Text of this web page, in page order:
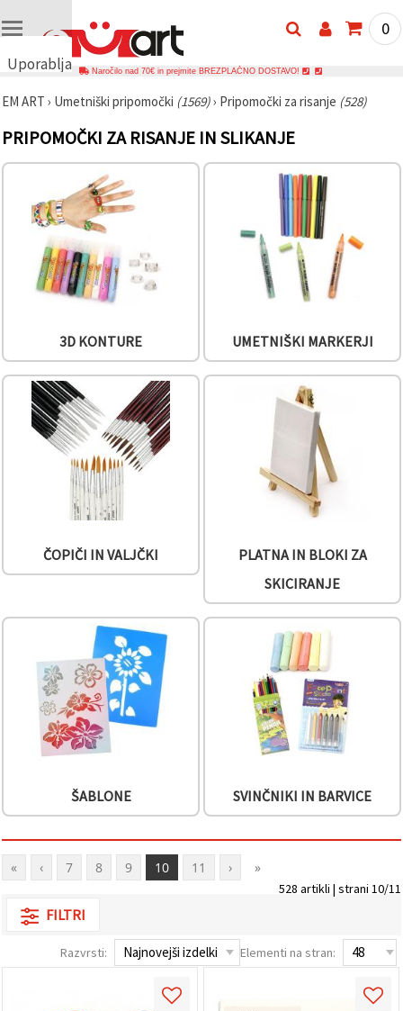
Uporabljamo
🍪
piškotke in
tehnologije,
zagotovimo
pravilno
delovanje
spletnega
izboljšamo
uporabniško
prikazujemo
ustreznejše
vsebine in
oglase, tudi
s pomočjo
strinjate z
piškotkov.
označite
preference z
določene
piškotkov
Sprejmi
0
Naročilo nad 70€ in prejmite BREZPLAČNO DOSTAVO!
EM ART › Umetniški pripomočki (1569)› Pripomočki za risanje (528)
PRIPOMOČKI ZA RISANJE IN SLIKANJE
3D KONTURE UMETNIŠKI MARKERJI
ČOPIČI IN VALJČKI
PLATNA IN BLOKI ZA
SKICIRANJE
ŠABLONE SVINČNIKI IN BARVICE
« ‹ 7 8 9 10 11 › »
528 artikli | strani 10/11
FILTRI
Razvrsti: Elementi na stran: